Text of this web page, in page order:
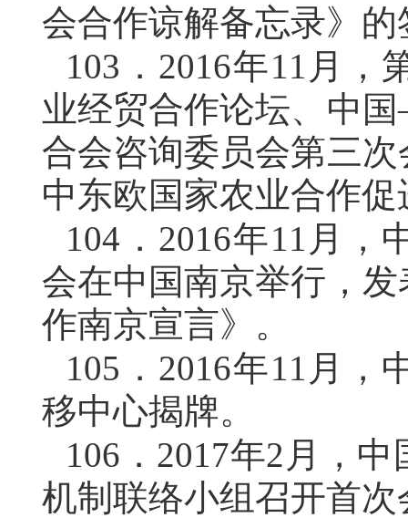
会合作谅解备忘录》的
103． 2016年11月，
业经贸合作论坛、中
合会咨询委员会第三
中东欧国家农业合作
104． 2016年11月，
会在中国南京举行，
作南京宣言》。
105． 2016年11月，
移中心揭牌。
106． 2017年2月，
机制联络小组召开首次